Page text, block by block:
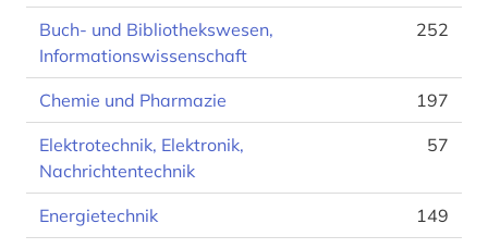
Buch- und Bibliothekswesen,
Informationswissenschaft
252
Chemie und Pharmazie 197
Elektrotechnik, Elektronik,
Nachrichtentechnik
57
Energietechnik 149